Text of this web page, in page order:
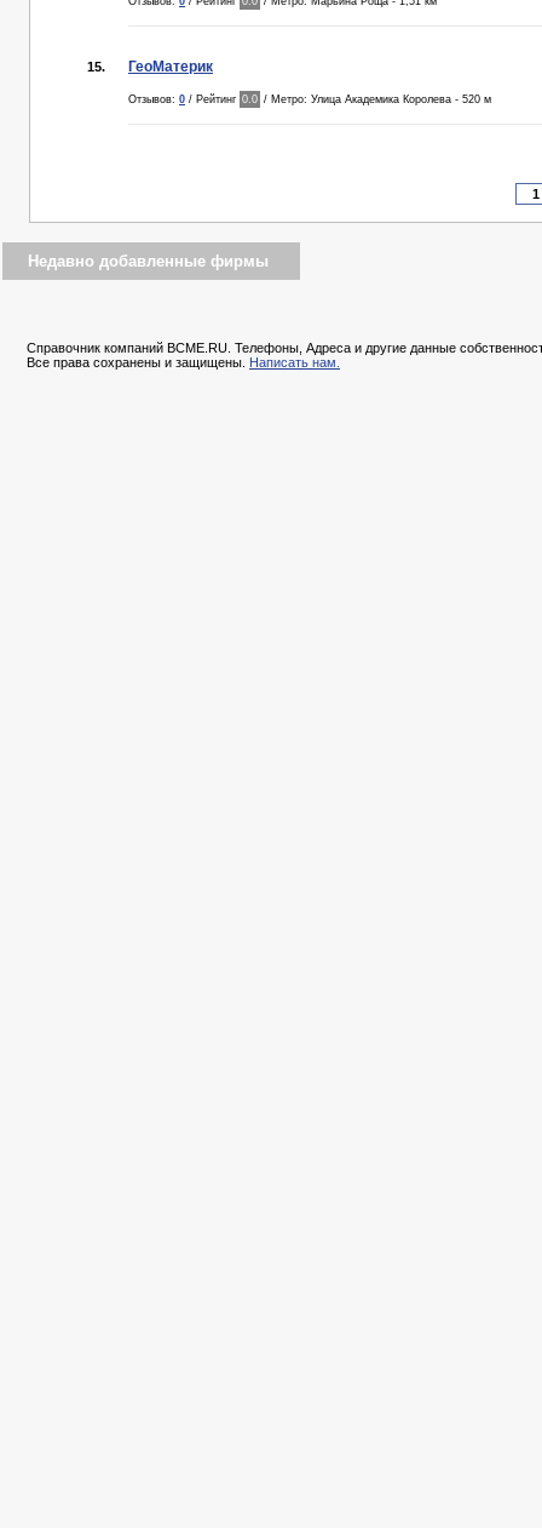
15. ГеоМатерик
Отзывов: 0 / Рейтинг 0.0 / Метро: Улица Академика Королева - 520 м
Недавно добавленные фирмы
Справочник компаний BCME.RU. Телефоны, Адреса и другие данные
Все права сохранены и защищены. Написать нам.